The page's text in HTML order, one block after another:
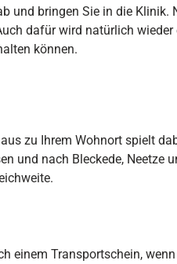
und bringen Sie in die
dafür wird natürlich
können.
zu Ihrem Wohnort spielt
und nach Bleckede, Neetze
einem Transportschein,